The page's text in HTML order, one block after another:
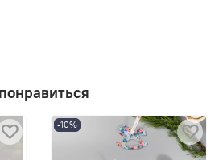
-10%